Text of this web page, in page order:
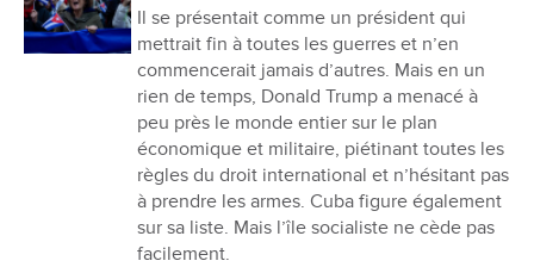
Il se présentait comme un président qui
mettrait fin à toutes les guerres et n’en
commencerait jamais d’autres. Mais en un
rien de temps, Donald Trump a menacé à
peu près le monde entier sur le plan
économique et militaire, piétinant toutes les
règles du droit international et n’hésitant pas
à prendre les armes. Cuba figure également
sur sa liste. Mais l’île socialiste ne cède pas
facilement.